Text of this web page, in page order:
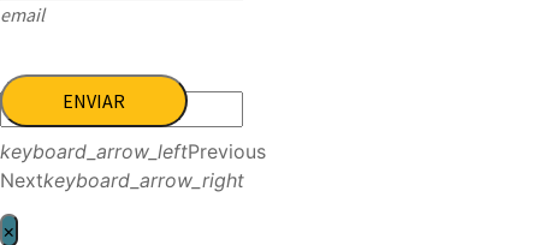
email
ENVIAR
keyboard_arrow_leftPrevious
Nextkeyboard_arrow_right
×